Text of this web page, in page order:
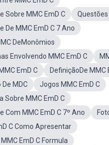
Sobre MMC EmD C
Questões
De MMC EmD C 7 Ano
DeMonômios
Envolvendo MMC EmD C
EmD C
DefiniçãoDe MMC
MDC
Jogos MMC EmD C
Sobre MMC EmD C
Com MMC EmD C 7º Ano
C Como Apresentar
EmD C Formula